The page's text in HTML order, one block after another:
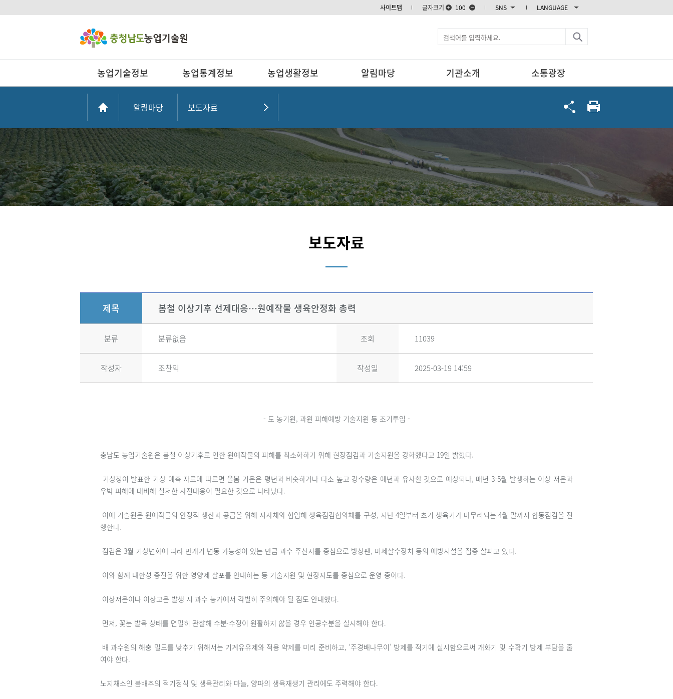
사이트맵 글자크기 100
SNS
카카오스토리
인스타그램
LANGUAGE
농업기술정보 농업통계정보 농업생활정보 알림마당 기관소개 소통광장
알림마당 보도자료
보도자료
제목 봄철 이상기후 선제대응…원예작물 생육안정화 총력
분류 분류없음 조회 11039
작성자 조찬익 작성일 2025-03-19 14:59
- 도 농기원, 과원 피해예방 기술지원 등 조기투입 -
충남도 농업기술원은 봄철 이상기후로 인한 원예작물의 피해를 최소화하기 위해 현장점검과 기술지원을 강화했다고 19일 밝혔다.
기상청이 발표한 기상 예측 자료에 따르면 올봄 기온은 평년과 비슷하거나 다소 높고 강수량은 예년과 유사할 것으로 예상되나, 매년 3-5월 발생하는 이상 저온과
우박 피해에 대비해 철저한 사전대응이 필요한 것으로 나타났다.
이에 기술원은 원예작물의 안정적 생산과 공급을 위해 지자체와 협업해 생육점검협의체를 구성, 지난 4일부터 초기 생육기가 마무리되는 4월 말까지 합동점검을 진
행한다.
점검은 3월 기상변화에 따라 만개기 변동 가능성이 있는 만큼 과수 주산지를 중심으로 방상팬, 미세살수장치 등의 예방시설을 집중 살피고 있다.
이와 함께 내한성 증진을 위한 영양제 살포를 안내하는 등 기술지원 및 현장지도를 중심으로 운영 중이다.
이상저온이나 이상고온 발생 시 과수 농가에서 각별히 주의해야 될 점도 안내했다.
먼저, 꽃눈 발육 상태를 면밀히 관찰해 수분·수정이 원활하지 않을 경우 인공수분을 실시해야 한다.
배 과수원의 해충 밀도를 낮추기 위해서는 기계유유제와 적용 약제를 미리 준비하고, ‘주경배나무이’ 방제를 적기에 실시함으로써 개화기 및 수확기 방제 부담을 줄
여야 한다.
노지채소인 봄배추의 적기정식 및 생육관리와 마늘, 양파의 생육재생기 관리에도 주력해야 한다.